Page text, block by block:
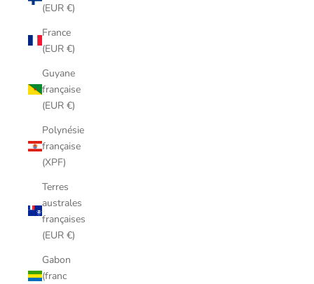
(EUR €)
France
(EUR €)
Guyane
française
(EUR €)
Polynésie
française
(XPF)
Terres
australes
françaises
(EUR €)
Gabon
(franc